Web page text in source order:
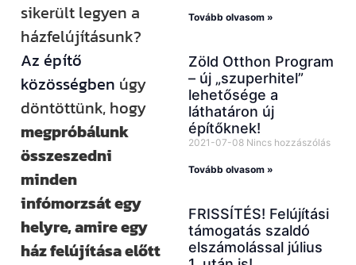
sikerült legyen a
házfelújításunk?
Az építő
közösségben úgy
döntöttünk, hogy
megpróbálunk
összeszedni
minden
infómorzsát egy
helyre, amire egy
ház felújítása előtt
Tovább olvasom »
Zöld Otthon Program
– új „szuperhitel”
lehetősége a
láthatáron új
építőknek!
2021-07-08 Nincs hozzászólás
Tovább olvasom »
FRISSÍTÉS! Felújítási
támogatás szaldó
elszámolással július